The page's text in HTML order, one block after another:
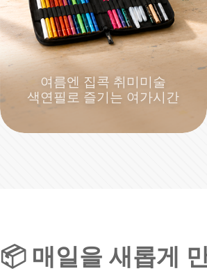
여름엔 집콕 취미미술
색연필로 즐기는 여가시간
📦 매일을 새롭게